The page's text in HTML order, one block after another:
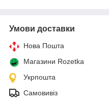
Умови доставки
Нова Пошта
Магазини Rozetka
Укрпошта
Самовивіз